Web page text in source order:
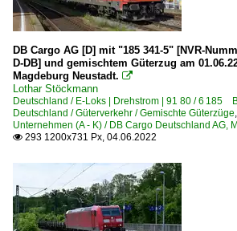
DB Cargo AG [D] mit "185 341-5" [NVR-
D-DB] und gemischtem Güterzug am
Magdeburg Neustadt. 
Lothar Stöckmann
Deutschland / E-Loks | Drehstrom | 91 80 / 6 185
Deutschland / Güterverkehr / Gemischte Güterzüge,
Unternehmen (A - K) / DB Cargo Deutschland
 293 1200x731 Px, 04.06.2022